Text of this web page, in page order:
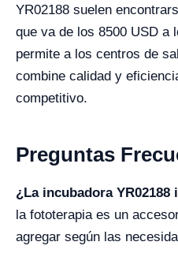
YR02188 suelen
que va de los 8500 USD a
permite a los centros de
combine calidad y
competitivo.
Preguntas
¿La incubadora
la fototerapia es un
agregar según las